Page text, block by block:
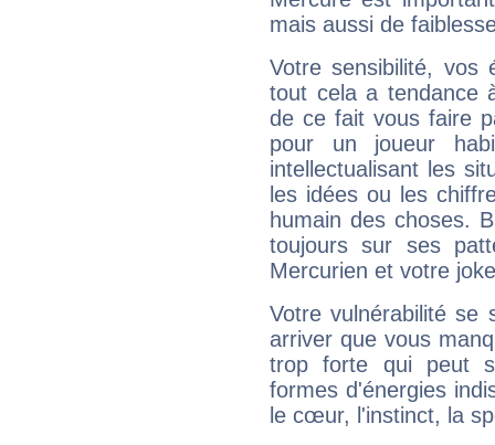
mais aussi de
Votre sensibilité,
tout cela a tendance
de ce fait vous faire
pour un joueur
intellectualisant les
les idées ou les
humain des choses.
toujours sur ses
Mercurien et votre
Votre vulnérabilité se
arriver que vous
trop forte qui peut
formes d'énergies
le cœur, l'instinct, la